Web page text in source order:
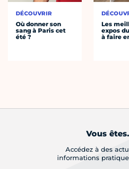
DÉCOUVRIR
Où donner son
sang à Paris cet
été ?
Les
expos
à faire
Vous
Accédez à des
informations